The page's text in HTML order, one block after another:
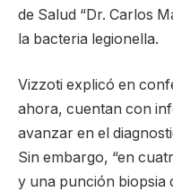
de Salud “Dr. Carlos
la bacteria legionella.
Vizzoti explicó en
ahora, cuentan con
avanzar en el
Sin embargo, “en
y una punción biopsia